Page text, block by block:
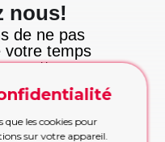
nous!
de ne pas
votre temps
cette
urgentes
de bureau
que les cookies pour
sur votre appareil.